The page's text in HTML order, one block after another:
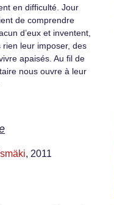
en difficulté. Jour
de comprendre
d’eux et inventent,
leur imposer, des
apaisés. Au fil de
nous ouvre à leur
, 2011